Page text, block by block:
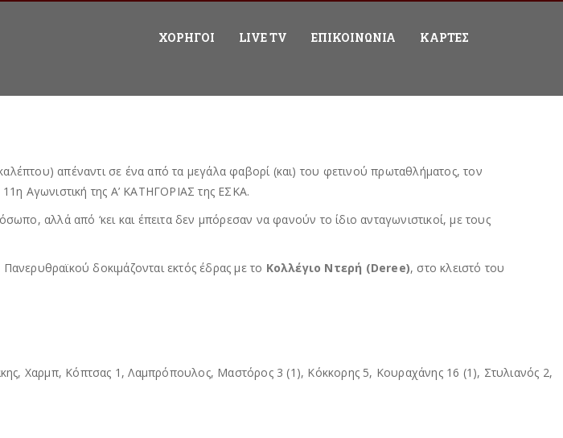
ΧΟΡΗΓΟΊ LIVE TV ΕΠΙΚΟΙΝΩΝΊΑ ΚΆΡΤΕΣ
απέναντι σε ένα από τα μεγάλα φαβορί (και) του φετινού πρωταθλήματος, τον
Αγωνιστική της Α’ ΚΑΤΗΓΟΡΙΑΣ της ΕΣΚΑ.
αλλά από ‘κει και έπειτα δεν μπόρεσαν να φανούν το ίδιο ανταγωνιστικοί, με τους
δοκιμάζονται εκτός έδρας με το Κολλέγιο Ντερή (Deree), στο κλειστό του
Χαρμπ, Κόπτσας 1, Λαμπρόπουλος, Μαστόρος 3 (1), Κόκκορης 5, Κουραχάνης 16 (1), Στυλιανός 2,